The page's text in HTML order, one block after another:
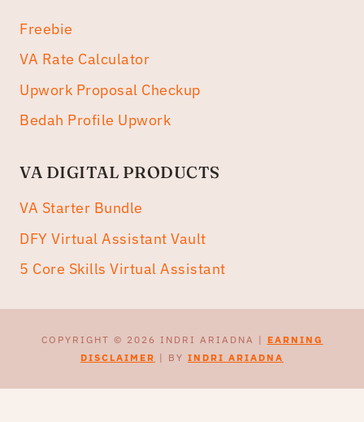
Freebie
VA Rate Calculator
Upwork Proposal Checkup
Bedah Profile Upwork
VA DIGITAL PRODUCTS
VA Starter Bundle
DFY Virtual Assistant Vault
5 Core Skills Virtual Assistant
COPYRIGHT © 2026 INDRI ARIADNA | EARNING
DISCLAIMER | BY INDRI ARIADNA